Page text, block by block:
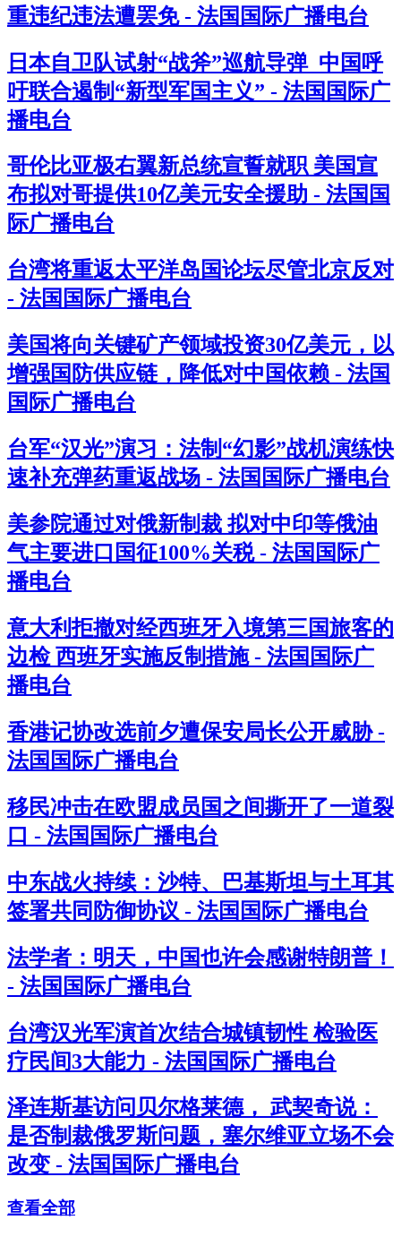
重违纪违法遭罢免 - 法国国际广播电台
日本自卫队试射“战斧”巡航导弹 中国呼
吁联合遏制“新型军国主义” - 法国国际广
播电台
哥伦比亚极右翼新总统宣誓就职 美国宣
布拟对哥提供10亿美元安全援助 - 法国国
际广播电台
台湾将重返太平洋岛国论坛尽管北京反对
- 法国国际广播电台
美国将向关键矿产领域投资30亿美元，以
增强国防供应链，降低对中国依赖 - 法国
国际广播电台
台军“汉光”演习：法制“幻影”战机演练快
速补充弹药重返战场 - 法国国际广播电台
美参院通过对俄新制裁 拟对中印等俄油
气主要进口国征100%关税 - 法国国际广
播电台
意大利拒撤对经西班牙入境第三国旅客的
边检 西班牙实施反制措施 - 法国国际广
播电台
香港记协改选前夕遭保安局长公开威胁 -
法国国际广播电台
移民冲击在欧盟成员国之间撕开了一道裂
口 - 法国国际广播电台
中东战火持续：沙特、巴基斯坦与土耳其
签署共同防御协议 - 法国国际广播电台
法学者：明天，中国也许会感谢特朗普！
- 法国国际广播电台
台湾汉光军演首次结合城镇韧性 检验医
疗民间3大能力 - 法国国际广播电台
泽连斯基访问贝尔格莱德， 武契奇说：
是否制裁俄罗斯问题，塞尔维亚立场不会
改变 - 法国国际广播电台
查看全部